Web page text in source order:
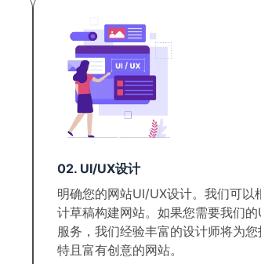
02. UI/UX设计
明确您的网站UI/UX设计。我们可以
计草稿构建网站。如果您需要我们
服务，我们经验丰富的设计师将为
特且富有创意的网站。